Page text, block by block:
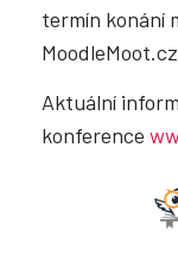
termín konání
Aktuální
konference